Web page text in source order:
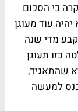
כי הסכום
עוד מעוגן
מדי שנה
כזו תעוגן
שהתאגיד,
למעשה